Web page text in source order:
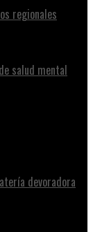
regionales
salud mental
devoradora